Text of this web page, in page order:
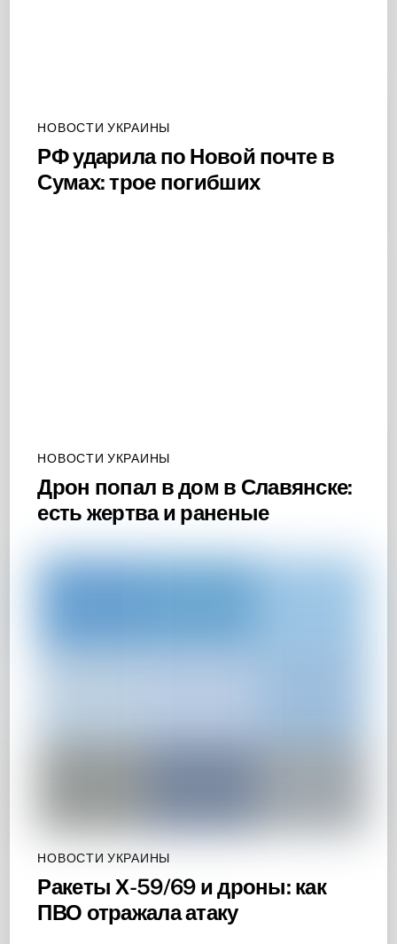
НОВОСТИ УКРАИНЫ
РФ ударила по Новой почте в
Сумах: трое погибших
НОВОСТИ УКРАИНЫ
Дрон попал в дом в Славянске:
есть жертва и раненые
НОВОСТИ УКРАИНЫ
Ракеты Х-59/69 и дроны: как
ПВО отражала атаку